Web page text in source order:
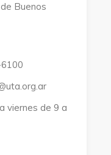
Buenos
viernes de 9 a